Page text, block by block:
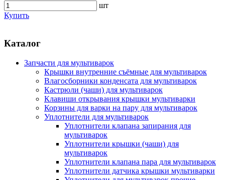
шт
Купить
Каталог
Запчасти для мультиварок
Крышки внутренние съёмные для мультиварок
Влагосборники конденсата для мультиварок
Кастрюли (чаши) для мультиварок
Клавиши открывания крышки мультиварки
Корзины для варки на пару для мультиварок
Уплотнители для мультиварок
Уплотнители клапана запирания для
мультиварок
Уплотнители крышки (чаши) для
мультиварок
Уплотнители клапана пара для мультиварок
Уплотнители датчика крышки мультиварки